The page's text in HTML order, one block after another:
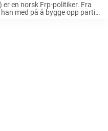
er en norsk Frp-politiker. Fra
med på å bygge opp partiet